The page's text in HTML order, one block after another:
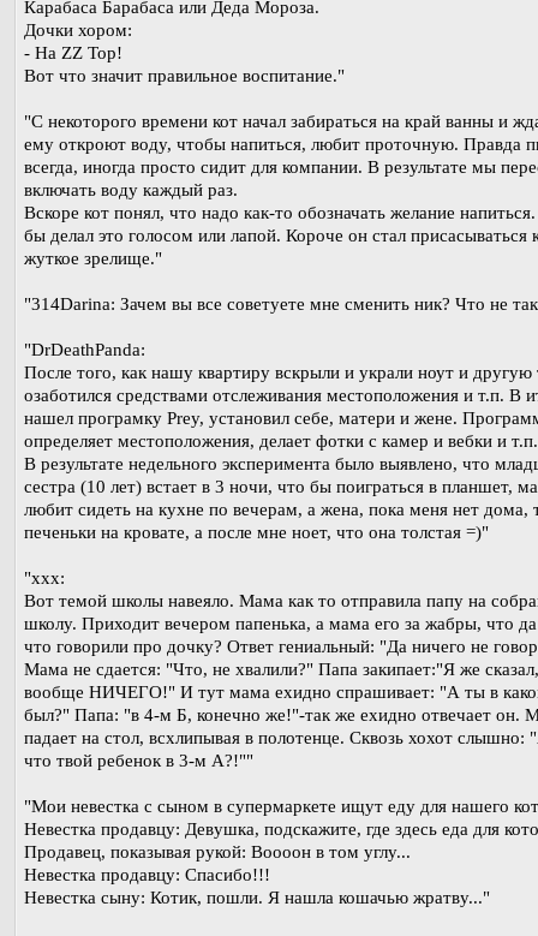
Карабаса Барабаса или Деда Мороза.
Дочки хором:
- На ZZ Top!
Вот что значит правильное воспитание."
"С некоторого времени кот начал забираться на край ванны и
ему откроют воду, чтобы напиться, любит проточную. Правда
всегда, иногда просто сидит для компании. В результате мы
включать воду каждый раз.
Вскоре кот понял, что надо как-то обозначать желание
бы делал это голосом или лапой. Короче он стал присасываться
жуткое зрелище."
"314Darina: Зачем вы все советуете мне сменить ник? Что не
"DrDeathPanda:
После того, как нашу квартиру вскрыли и украли ноут и другую
озаботился средствами отслеживания местоположения и т.п. В
нашел програмку Prey, установил себе, матери и жене.
определяет местоположения, делает фотки с камер и вебки и т.п.
В результате недельного эксперимента было выявлено, что
сестра (10 лет) встает в 3 ночи, что бы поиграться в планшет,
любит сидеть на кухне по вечерам, а жена, пока меня нет дома,
печеньки на кровате, а после мне ноет, что она толстая =)"
"xxx:
Вот темой школы навеяло. Мама как то отправила папу на
школу. Приходит вечером папенька, а мама его за жабры, что да
что говорили про дочку? Ответ гениальный: "Да ничего не
Мама не сдается: "Что, не хвалили?" Папа закипает:"Я же
вообще НИЧЕГО!" И тут мама ехидно спрашивает: "А ты в
был?" Папа: "в 4-м Б, конечно же!"-так же ехидно отвечает он.
падает на стол, всхлипывая в полотенце. Сквозь хохот слышно:
что твой ребенок в 3-м А?!""
"Мои невестка с сыном в супермаркете ищут еду для нашего
Невестка продавцу: Девушка, подскажите, где здесь еда для
Продавец, показывая рукой: Воооон в том углу...
Невестка продавцу: Спасибо!!!
Невестка сыну: Котик, пошли. Я нашла кошачью жратву..."